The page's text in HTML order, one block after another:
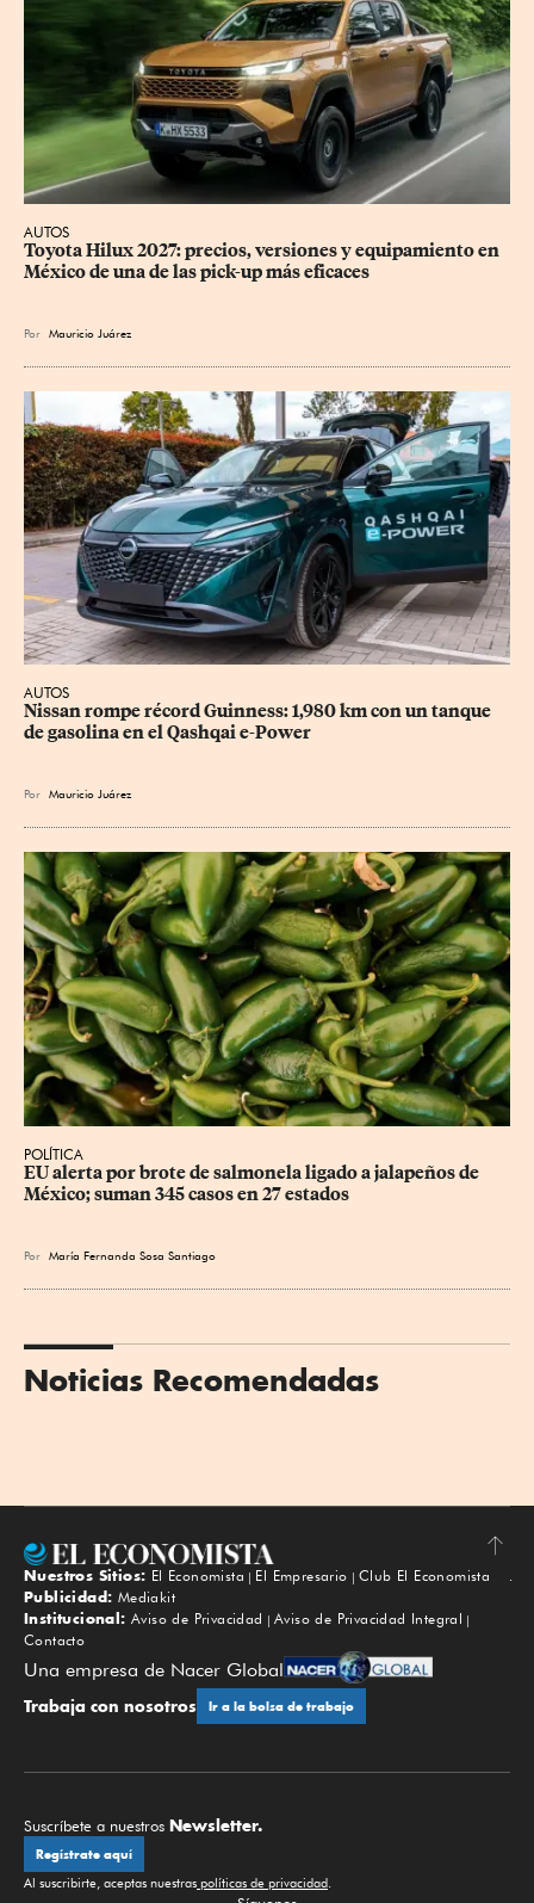
AUTOS
Toyota Hilux 2027: precios, versiones y equipamiento en
México de una de las pick-up más eficaces
Por Mauricio Juárez
AUTOS
Nissan rompe récord Guinness: 1,980 km con un tanque
de gasolina en el Qashqai e-Power
Por Mauricio Juárez
POLÍTICA
EU alerta por brote de salmonela ligado a jalapeños de
México; suman 345 casos en 27 estados
Por María Fernanda Sosa Santiago
Noticias Recomendadas
Subir
Nuestros Sitios: El Economista El Empresario
Club El Economista
Publicidad: Mediakit
Institucional: Aviso de Privacidad
Aviso de Privacidad Integral
Contacto
Una empresa de Nacer Global
Trabaja con nosotros Ir a la bolsa de trabajo
Suscríbete a nuestros Newsletter.
Regístrate aquí
Al suscribirte, aceptas nuestras políticas de privacidad.